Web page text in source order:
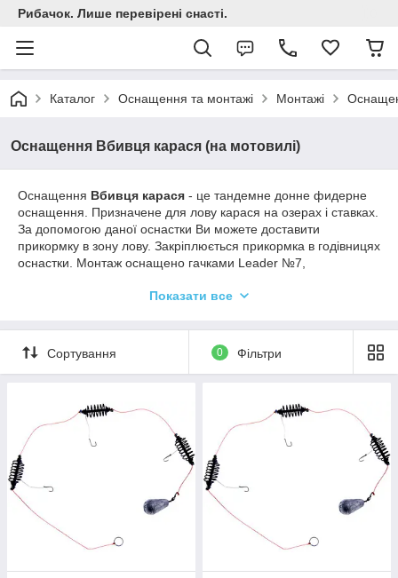
Рибачок. Лише перевірені снасті.
Каталог Оснащення та монтажі Монтажі
Оснащення Вбивця карася (на мотовилі)
Оснащення Вбивця карася - це тандемне донне фидерне
оснащення. Призначене для лову карася на озерах і ставках.
За допомогою даної оснастки Ви можете доставити
прикормку в зону лову. Закріплюється прикормка в годівницях
оснастки. Монтаж оснащено гачками Leader №7,
Показати все
Сортування 0 Фільтри